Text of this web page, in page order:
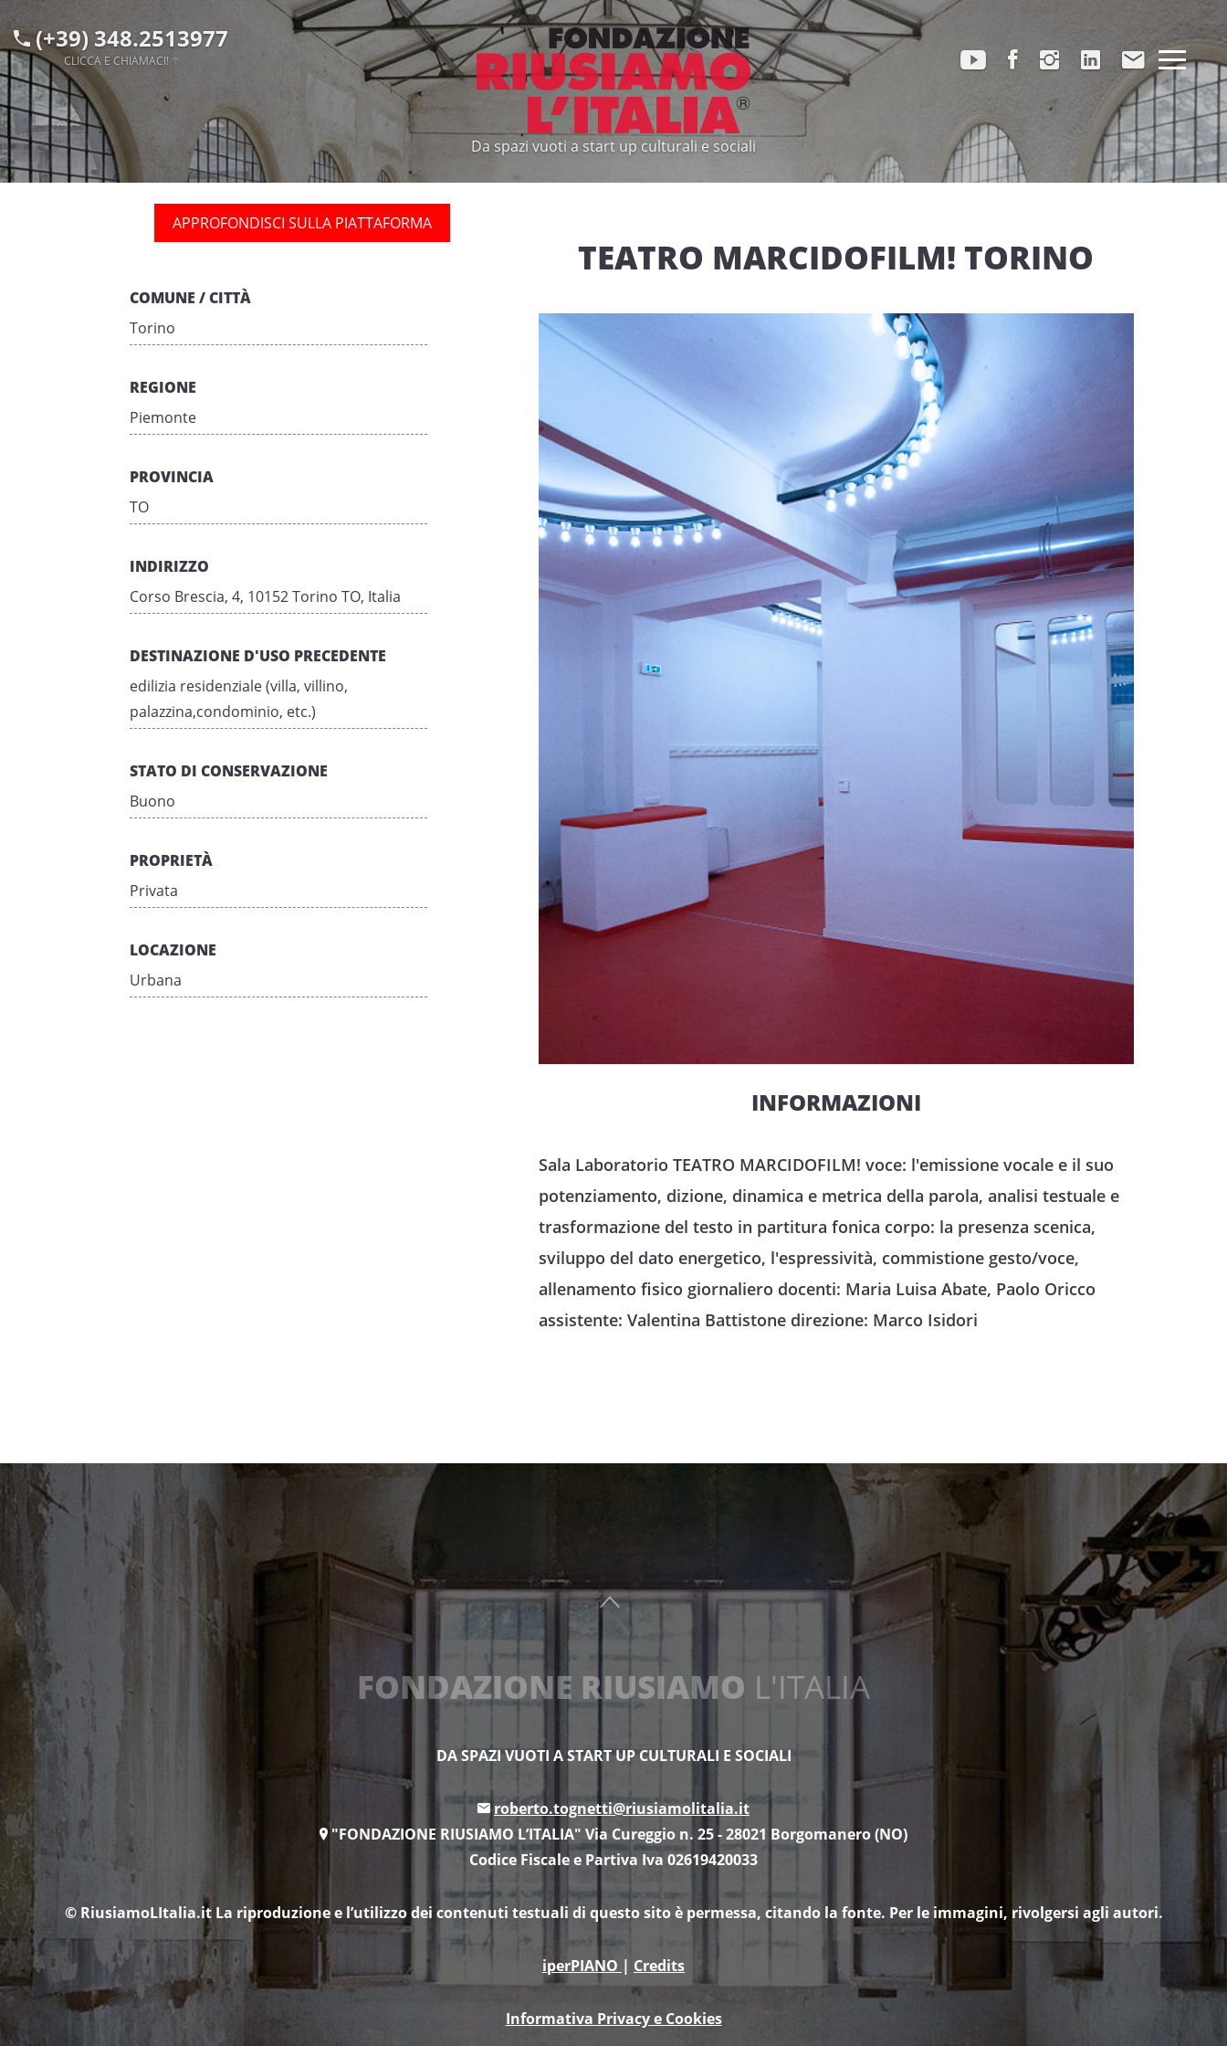
(+39) 348.2513977
CLICCA E CHIAMACI!
Da spazi vuoti a start up culturali e sociali
APPROFONDISCI SULLA PIATTAFORMA
COMUNE / CITTÀ
Torino
REGIONE
Piemonte
PROVINCIA
TO
INDIRIZZO
Corso Brescia, 4, 10152 Torino TO, Italia
DESTINAZIONE D'USO PRECEDENTE
edilizia residenziale (villa, villino,
palazzina,condominio, etc.)
STATO DI CONSERVAZIONE
Buono
PROPRIETÀ
Privata
LOCAZIONE
Urbana
TEATRO MARCIDOFILM! TORINO
INFORMAZIONI
Sala Laboratorio TEATRO MARCIDOFILM! voce: l'emissione vocale e il suo
potenziamento, dizione, dinamica e metrica della parola, analisi testuale e
trasformazione del testo in partitura fonica corpo: la presenza scenica,
sviluppo del dato energetico, l'espressività, commistione gesto/voce,
allenamento fisico giornaliero docenti: Maria Luisa Abate, Paolo Oricco
assistente: Valentina Battistone direzione: Marco Isidori
FONDAZIONE RIUSIAMO L'ITALIA
DA SPAZI VUOTI A START UP CULTURALI E SOCIALI
roberto.tognetti@riusiamolitalia.it
"FONDAZIONE RIUSIAMO L’ITALIA" Via Cureggio n. 25 - 28021 Borgomanero (NO)
Codice Fiscale e Partiva Iva 02619420033
© RiusiamoLItalia.itLa riproduzione e l’utilizzo dei contenuti testuali di questo sito è permessa, citando la fonte. Per le immagini, rivolgersi agli autori.
iperPIANO | Credits
Informativa Privacy e Cookies